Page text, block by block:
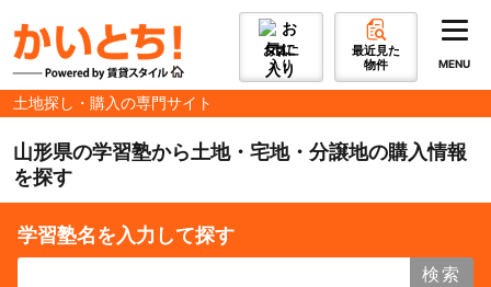
お気に
入り
最近見た
物件
MENU
土地探し・購入の専門サイト
山形県の学習塾から土地・宅地・分譲地の購入情報
を探す
学習塾名を入力して探す
検索